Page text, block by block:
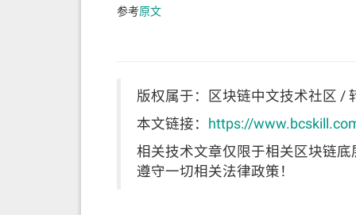
参考原文
版权属于：区块链中文技术社区 /
本文链接： https://
相关技术文章仅限于相关区块链
遵守一切相关法律政策！